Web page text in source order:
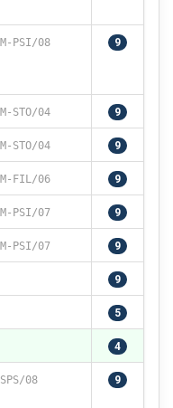
M-PSI/08 9
M-STO/04 9
M-STO/04 9
M-FIL/06 9
M-PSI/07 9
M-PSI/07 9
9
5
4
SPS/08 9